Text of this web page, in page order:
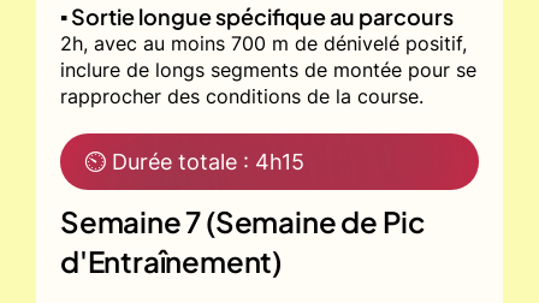
▪️ Sortie longue spécifique au parcours
2h, avec au moins 700 m de dénivelé positif,
inclure de longs segments de montée pour se
rapprocher des conditions de la course.
⏲ Durée totale : 4h15
Semaine 7 (Semaine de Pic
d'Entraînement)